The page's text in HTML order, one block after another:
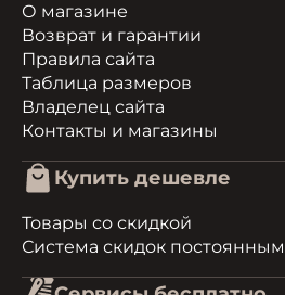
О магазине
Возврат и гарантии
Правила сайта
Таблица размеров
Владелец сайта
Контакты и магазины
Купить дешевле
Товары со скидкой
Система скидок